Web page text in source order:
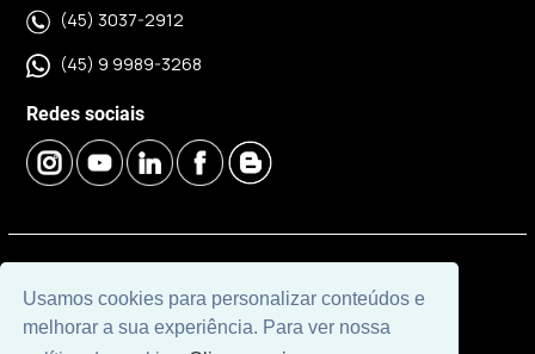
Usamos cookies para personalizar conteúdos e
melhorar a sua experiência. Para ver nossa
(45) 3037-2912
(45) 9 9989-3268
Redes sociais
© 2026 | Imobiliária Investindo Cascavel | CRECI J06120 |
Desenvolvido por Universal Software.